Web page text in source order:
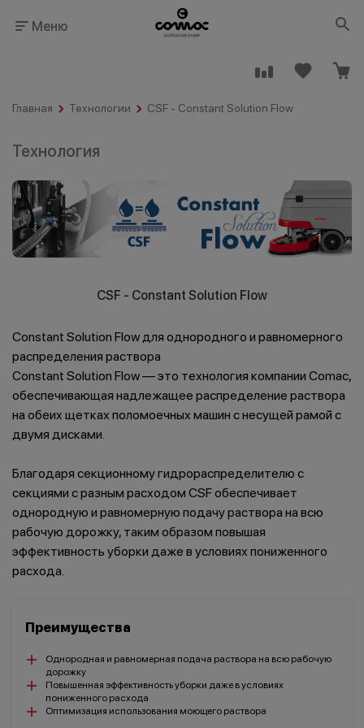
Меню
Главная Технологии CSF - Constant Solution Flow
Технология
CSF - Constant Solution Flow
Преимущества
Однородная и равномерная подача раствора на всю рабочую
дорожку
Повышенная эффективность уборки даже в условиях
пониженного расхода
Оптимизация использования моющего раствора
Constant Solution Flow для однородного и равномерного
распределения раствора
Constant Solution Flow — это технология компании Comac,
обеспечивающая надлежащее распределение раствора
на обеих щетках поломоечных машин с несущей рамой с
двумя дисками.
Благодаря секционному гидрораспределителю с
секциями с разным расходом CSF обеспечивает
однородную и равномерную подачу раствора на всю
рабочую дорожку, таким образом повышая
эффективность уборки даже в условиях пониженного
расхода.
Промышленность
Здания
общественного
назначения
компании
бизнес
Здравоохранение
Розничная
Ремесленное
производство
Крупные
розничные сети